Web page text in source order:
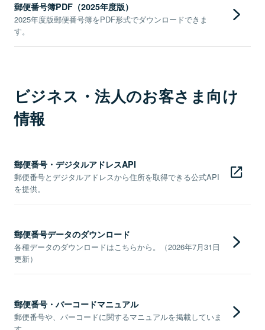
郵便番号簿PDF（2025年度版）
2025年度版郵便番号簿をPDF形式でダウンロードできま
す。
ビジネス・法人のお客さま向け
情報
郵便番号・デジタルアドレスAPI
郵便番号とデジタルアドレスから住所を取得できる公式API
を提供。
郵便番号データのダウンロード
各種データのダウンロードはこちらから。（2026年7月31日
更新）
郵便番号・バーコードマニュアル
郵便番号や、バーコードに関するマニュアルを掲載していま